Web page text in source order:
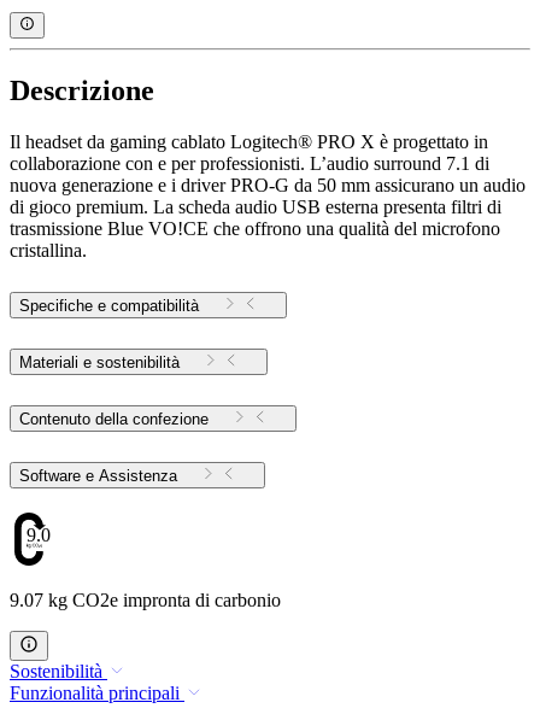
Descrizione
Il headset da gaming cablato Logitech® PRO X è progettato in
collaborazione con e per professionisti. L’audio surround 7.1 di
nuova generazione e i driver PRO-G da 50 mm assicurano un audio
di gioco premium. La scheda audio USB esterna presenta filtri di
trasmissione Blue VO!CE che offrono una qualità del microfono
cristallina.
Specifiche e compatibilità
Materiali e sostenibilità
Contenuto della confezione
Software e Assistenza
9.07
9.07 kg CO2e impronta di carbonio
Sostenibilità
Funzionalità principali